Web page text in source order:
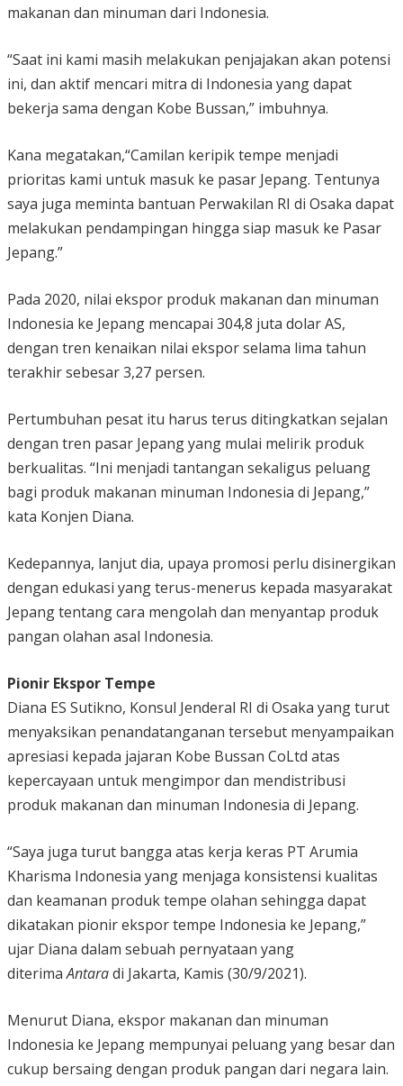
makanan dan minuman dari Indonesia.
“Saat ini kami masih melakukan penjajakan akan potensi
ini, dan aktif mencari mitra di Indonesia yang dapat
bekerja sama dengan Kobe Bussan,” imbuhnya.
Kana megatakan,“Camilan keripik tempe menjadi
prioritas kami untuk masuk ke pasar Jepang. Tentunya
saya juga meminta bantuan Perwakilan RI di Osaka dapat
melakukan pendampingan hingga siap masuk ke Pasar
Jepang.”
Pada 2020, nilai ekspor produk makanan dan minuman
Indonesia ke Jepang mencapai 304,8 juta dolar AS,
dengan tren kenaikan nilai ekspor selama lima tahun
terakhir sebesar 3,27 persen.
Pertumbuhan pesat itu harus terus ditingkatkan sejalan
dengan tren pasar Jepang yang mulai melirik produk
berkualitas. “Ini menjadi tantangan sekaligus peluang
bagi produk makanan minuman Indonesia di Jepang,”
kata Konjen Diana.
Kedepannya, lanjut dia, upaya promosi perlu disinergikan
dengan edukasi yang terus-menerus kepada masyarakat
Jepang tentang cara mengolah dan menyantap produk
pangan olahan asal Indonesia.
Pionir Ekspor Tempe
Diana ES Sutikno, Konsul Jenderal RI di Osaka yang turut
menyaksikan penandatanganan tersebut menyampaikan
apresiasi kepada jajaran Kobe Bussan CoLtd atas
kepercayaan untuk mengimpor dan mendistribusi
produk makanan dan minuman Indonesia di Jepang.
“Saya juga turut bangga atas kerja keras PT Arumia
Kharisma Indonesia yang menjaga konsistensi kualitas
dan keamanan produk tempe olahan sehingga dapat
dikatakan pionir ekspor tempe Indonesia ke Jepang,”
ujar Diana dalam sebuah pernyataan yang
diterimaAntaradi Jakarta, Kamis (30/9/2021).
Menurut Diana, ekspor makanan dan minuman
Indonesia ke Jepang mempunyai peluang yang besar dan
cukup bersaing dengan produk pangan dari negara lain.